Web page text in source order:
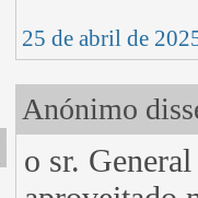
25 de abril de
Anónimo
o sr.